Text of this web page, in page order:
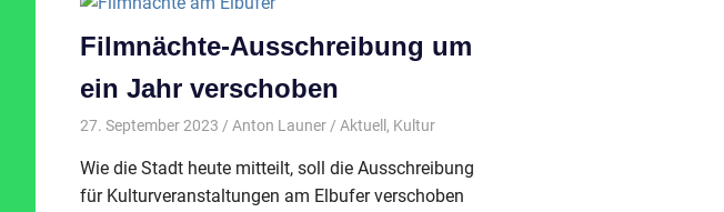
Filmnächte-Ausschreibung um
ein Jahr verschoben
27. September 2023 Anton Launer Aktuell , Kultur
Wie die Stadt heute mitteilt, soll die Ausschreibung
für Kulturveranstaltungen am Elbufer verschoben